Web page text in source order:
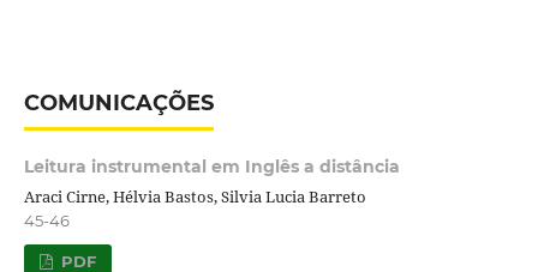
COMUNICAÇÕES
Leitura instrumental em Inglês a distância
Araci Cirne, Hélvia Bastos, Silvia Lucia Barreto
45-46
PDF